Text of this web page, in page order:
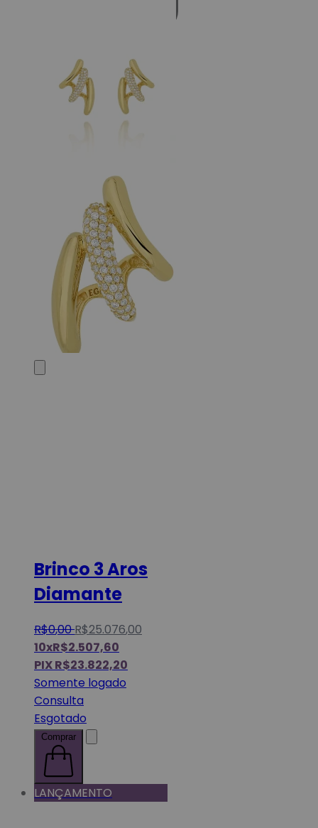
Brinco 3 Aros
Diamante
R$0,00 R$25.076,00
10xR$2.507,60
PIXR$23.822,20
Somente logado
Consulta
Esgotado
Comprar